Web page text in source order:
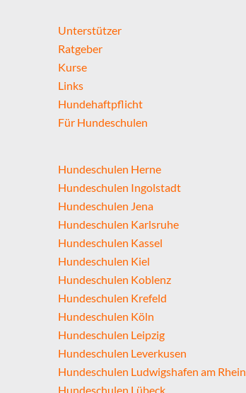
Unterstützer
Ratgeber
Kurse
Links
Hundehaftpflicht
Für Hundeschulen
Hundeschulen Herne
Hundeschulen Ingolstadt
Hundeschulen Jena
Hundeschulen Karlsruhe
Hundeschulen Kassel
Hundeschulen Kiel
Hundeschulen Koblenz
Hundeschulen Krefeld
Hundeschulen Köln
Hundeschulen Leipzig
Hundeschulen Leverkusen
Hundeschulen Ludwigshafen am Rhein
Hundeschulen Lübeck